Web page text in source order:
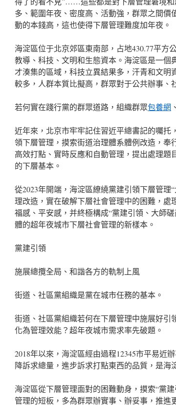
多、範圍年夜、密度高、活動強，群眾之間
動的本錢高，這也使得下層管理難度加年夜。
海淀區位于北京郊區東南部，占地430.77平方
教導、科技、文明和生態資本。海淀區是一
才湊集的區域，科技立異結果多，汗青和文
較多，人群本質比擬高，群眾對于公共辦事、
若何實在踐行黨的群眾道路，組織群眾包養網
近年來，北京市牢牢記住習近平總書記的囑托
領下層管理，摸索街道治理體系體例改造，奉
高效打點、實時反應和自動管理，提出處理
的下層基本。
從2023年開端，海淀區繚繞黨建引領下層管
理改造，實在破解下層社會管理中的困難，
福感、平安感，并終極構成“黨建引領、大師
體的超年夜城市下層社會管理的新樣本。
黨建引領
施展總攬全局、和諧各方的軌制上風
街道、社區黨組織是黨在城市任務的基本。
街道、社區黨組織若何在下層管理中施展好引
化為管理效能？超年夜城市需求率先破題。
2018年以來，海淀區經由過程12345市平易近
降訴求總量，進步訴求打點東西的品質，是海
海淀區從下層管理面對的困難動身，摸索“黨
管理的短板，多為群眾辦實事、辦妥事，推